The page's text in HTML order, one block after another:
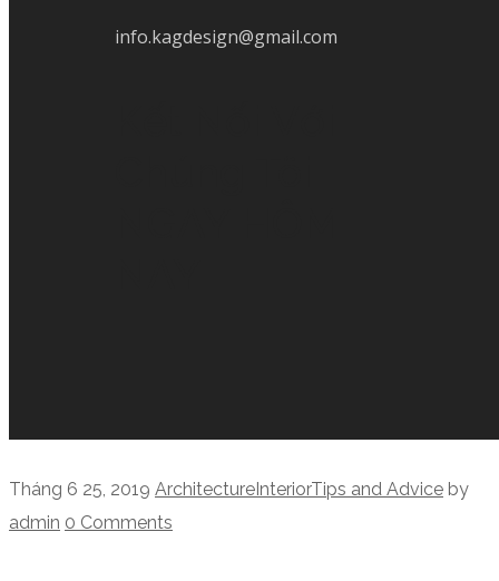
info.kagdesign@gmail.com
Tháng 6 25, 2019 ArchitectureInteriorTips and Advice by
admin 0 Comments